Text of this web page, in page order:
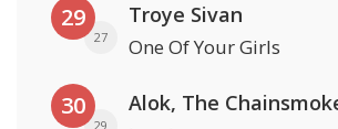
29
27
Troye Sivan
One Of Your Girls
30
29